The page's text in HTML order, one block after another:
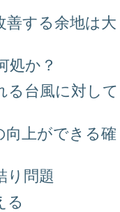
善する余地は大
処か？
る台風に対して
向上ができる確
り問題
る